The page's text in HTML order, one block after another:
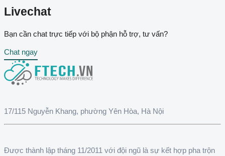
Livechat
Bạn cần chat trực tiếp với bộ phận hỗ trợ, tư vấn?
Chat ngay
17/115 Nguyễn Khang, phường Yên Hòa, Hà Nội
Được thành lập tháng 11/2011 với đội ngũ là sự kết hợp pha trộn